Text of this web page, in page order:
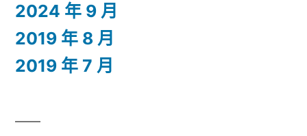
2024 年 9 月
2019 年 8 月
2019 年 7 月